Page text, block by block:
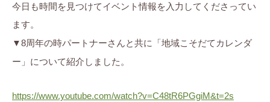
今日も時間を見つけてイベント情報を入力してくださってい
ます。
▼8周年の時パートナーさんと共に「地域こそだてカレンダ
ー」について紹介しました。
https://www.youtube.com/watch?v=C48tR6PGgiM&t=2s